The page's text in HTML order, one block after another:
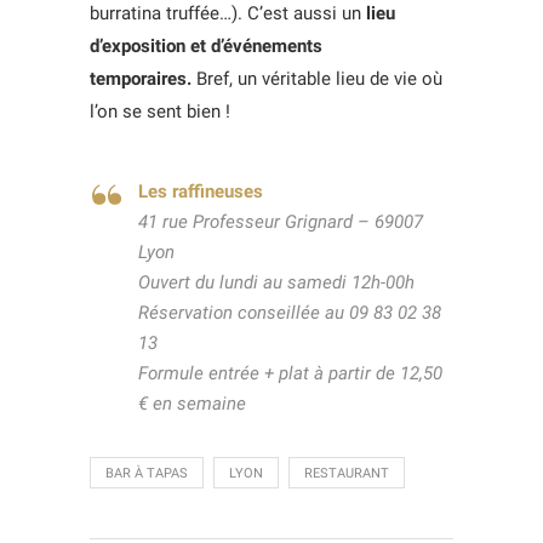
burratina truffée…). C’est aussi un lieu
d’exposition et d’événements
temporaires. Bref, un véritable lieu de vie où
l’on se sent bien !
Les raffineuses
41 rue Professeur Grignard – 69007
Lyon
Ouvert du lundi au samedi 12h-00h
Réservation conseillée au 09 83 02 38
13
Formule entrée + plat à partir de 12,50
€ en semaine
BAR À TAPAS LYON RESTAURANT